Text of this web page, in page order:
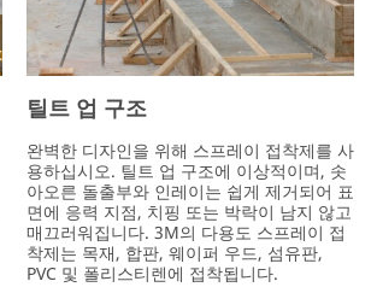
틸트 업 구조
완벽한 디자인을 위해 스프레이 접착제를 사
용하십시오. 틸트 업 구조에 이상적이며, 솟
아오른 돌출부와 인레이는 쉽게 제거되어 표
면에 응력 지점, 치핑 또는 박락이 남지 않고
매끄러워집니다. 3M의 다용도 스프레이 접
착제는 목재, 합판, 웨이퍼 우드, 섬유판,
PVC 및 폴리스티렌에 접착됩니다.